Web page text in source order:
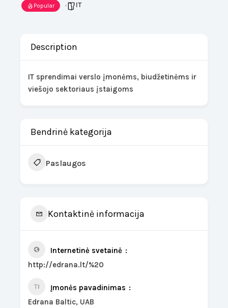
Popular IT
Description
IT sprendimai verslo įmonėms, biudžetinėms ir
viešojo sektoriaus įstaigoms
Bendrinė kategorija
Paslaugos
Kontaktinė informacija
Internetinė svetainė
http://edrana.lt/%20
Įmonės pavadinimas
Edrana Baltic, UAB